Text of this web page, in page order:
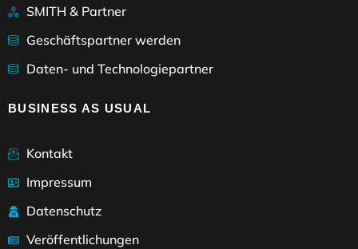
SMITH & Partner
Geschäftspartner werden
Daten- und Technologiepartner
BUSINESS AS USUAL
Kontakt
Impressum
Datenschutz
Veröffentlichungen